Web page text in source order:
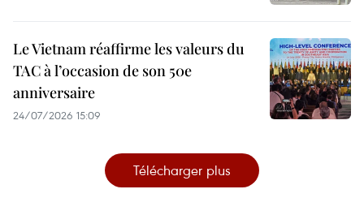
Le Vietnam réaffirme les valeurs du
TAC à l’occasion de son 50e
anniversaire
24/07/2026 15:09
Télécharger plus